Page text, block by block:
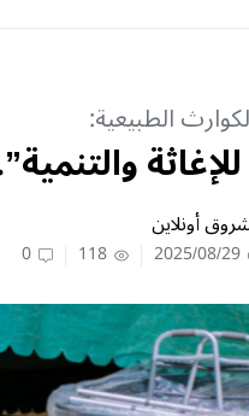
الطبيعية:
أونلاين
2025/08/29
118
0